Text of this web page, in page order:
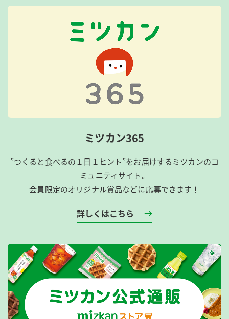
ミツカン365
”つくると食べるの１日１ヒント”をお届けするミツカンのコ
ミュニティサイト。
会員限定のオリジナル賞品などに応募できます！
詳しくはこちら